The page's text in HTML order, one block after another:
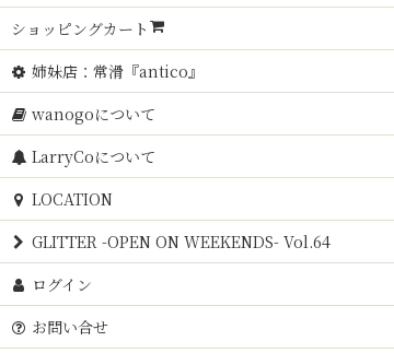
ショッピングカート
姉妹店：常滑『antico』
wanogoについて
LarryCoについて
LOCATION
GLITTER -OPEN ON WEEKENDS- Vol.64
ログイン
お問い合せ